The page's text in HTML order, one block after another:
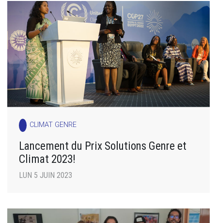
CLIMAT GENRE
Lancement du Prix Solutions Genre et
Climat 2023!
LUN 5 JUIN 2023